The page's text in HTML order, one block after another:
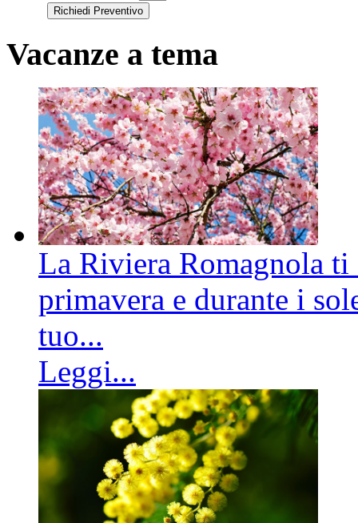
Vacanze a tema
La Riviera Romagnola
primavera e durante i
tuo...
Leggi...